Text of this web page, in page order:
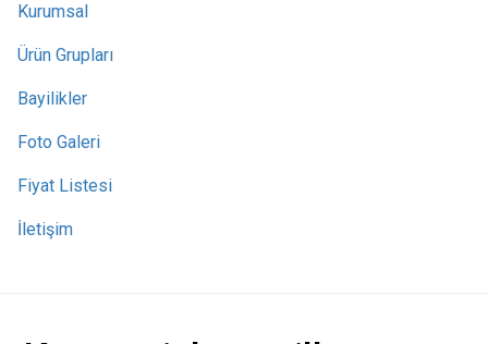
Kurumsal
Ürün Grupları
Bayilikler
Foto Galeri
Fiyat Listesi
İletişim